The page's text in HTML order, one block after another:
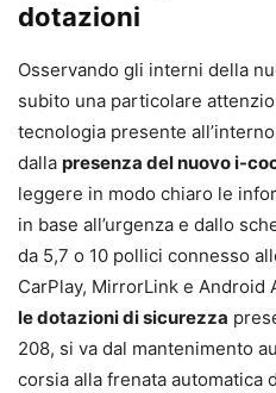
dotazioni
Osservando gli interni della
subito una particolare
tecnologia presente
dalla presenza del nuovo i-
leggere in modo chiaro le
in base all’urgenza e dallo
da 5,7 o 10 pollici connesso
CarPlay, MirrorLink e Android
le dotazioni di sicurezza
208, si va dal mantenimento
corsia alla frenata automatica